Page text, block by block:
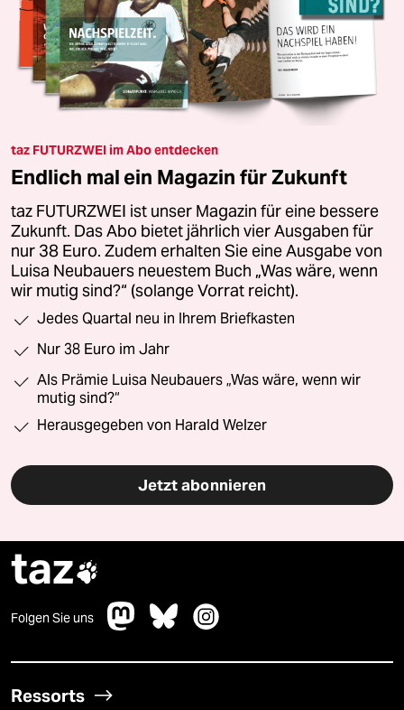
taz FUTURZWEI im Abo entdecken
Endlich mal ein Magazin für Zukunft
taz FUTURZWEI ist unser Magazin für eine bessere
Zukunft. Das Abo bietet jährlich vier Ausgaben für
nur 38 Euro. Zudem erhalten Sie eine Ausgabe von
Luisa Neubauers neuestem Buch „Was wäre, wenn
wir mutig sind?“ (solange Vorrat reicht).
Jedes Quartal neu in Ihrem Briefkasten
Nur 38 Euro im Jahr
Als Prämie Luisa Neubauers „Was wäre, wenn wir
mutig sind?“
Herausgegeben von Harald Welzer
Jetzt abonnieren
taz
Folgen Sie uns
Ressorts